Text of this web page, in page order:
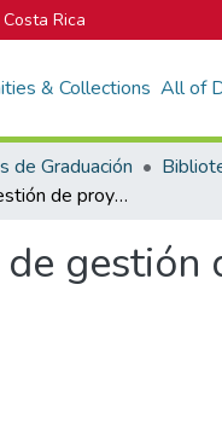
Rica
& Collections All of
de Graduación
Modelo de gestión de proyectos para la Empresa Continex S.A
gestión